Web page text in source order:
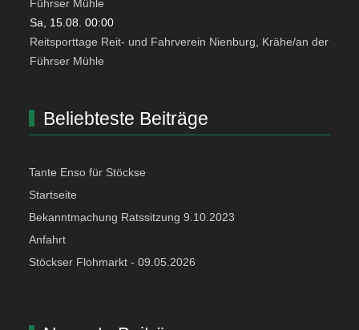
Führser Mühle
Sa, 15.08. 00:00
Reitsporttage Reit- und Fahrverein Nienburg, Krähe/an der
Führser Mühle
Beliebteste Beiträge
Tante Enso für Stöckse
Startseite
Bekanntmachung Ratssitzung 9.10.2023
Anfahrt
Stöckser Flohmarkt - 09.05.2026